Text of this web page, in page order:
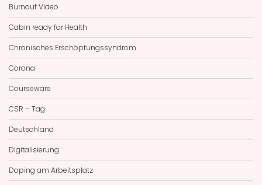
Burnout Video
Cabin ready for Health
Chronisches Erschöpfungssyndrom
Corona
Courseware
CSR – Tag
Deutschland
Digitalisierung
Doping am Arbeitsplatz